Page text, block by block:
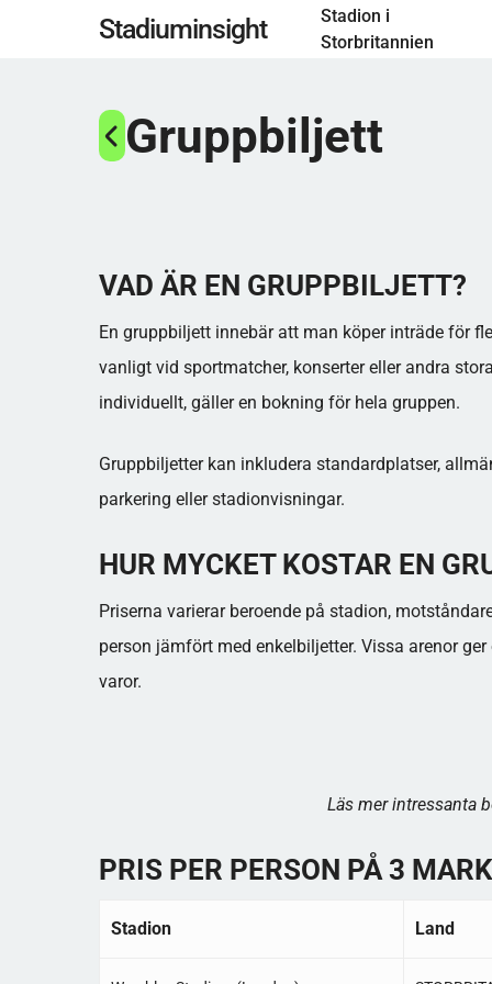
Stadiuminsight
Stadion i
Storbritannien
Gruppbiljett
VAD ÄR EN GRUPPBILJETT?
En gruppbiljett innebär att man köper inträde för
vanligt vid sportmatcher, konserter eller andra
individuellt, gäller en bokning för hela gruppen.
Gruppbiljetter kan inkludera standardplatser,
parkering eller stadionvisningar.
HUR MYCKET KOSTAR EN
Priserna varierar beroende på stadion,
person jämfört med enkelbiljetter. Vissa arenor
varor.
Läs mer intressanta
PRIS PER PERSON PÅ 3
Stadion Land